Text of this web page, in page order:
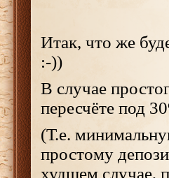
Итак, что же
:-))
В случае
пересчёте под
(Т.е.
простому
худшем случае,